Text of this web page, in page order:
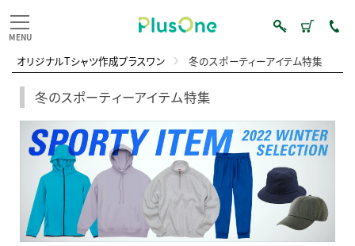
オリジナルTシャツ作成プラスワン 冬のスポーティーアイテム特集
冬のスポーティーアイテム特集